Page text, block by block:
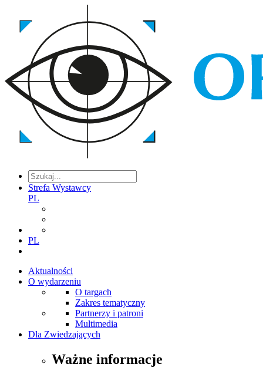
Strefa Wystawcy
PL
PL
Aktualności
O wydarzeniu
O targach
Zakres tematyczny
Partnerzy i patroni
Multimedia
Dla Zwiedzających
Ważne informacje